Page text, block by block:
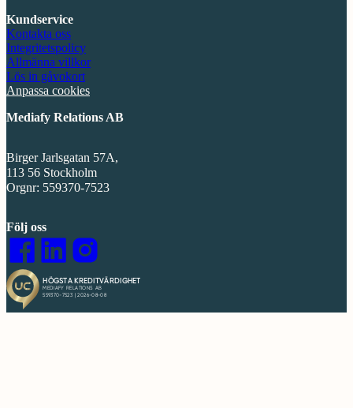
Kundservice
Kontakta oss
Integritetspolicy
Allmänna villkor
Lös in gåvokort
Anpassa cookies
Mediafy Relations AB
Birger Jarlsgatan 57A,
113 56 Stockholm
Orgnr: 559370-7523
Följ oss